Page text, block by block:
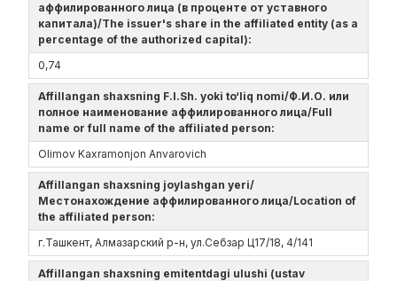
аффилированного лица (в проценте от уставного
капитала)/The issuer's share in the affiliated entity (as a
percentage of the authorized capital):
0,74
Affillangan shaxsning F.I.Sh. yoki to‘liq nomi/Ф.И.О. или
полное наименование аффилированного лица/Full
name or full name of the affiliated person:
Olimov Kaxramonjon Anvarovich
Affillangan shaxsning joylashgan yeri/
Местонахождение аффилированного лица/Location of
the affiliated person:
г.Ташкент, Алмазарский р-н, ул.Себзар Ц17/18, 4/141
Affillangan shaxsning emitentdagi ulushi (ustav